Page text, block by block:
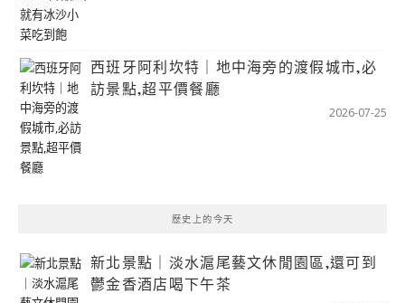
西班牙阿利坎特｜地中海旁的渡假城市,必
訪景點,超平價餐廳
2026-07-25
歷史上的今天
新北景點｜淡水滬尾藝文休閒園區,還可到
鬱金香酒店喝下午茶